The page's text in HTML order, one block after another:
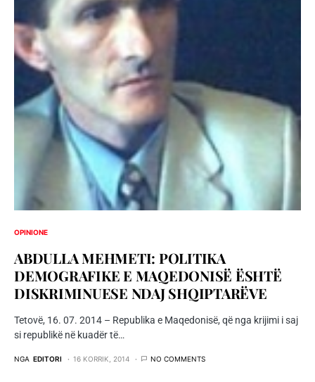
OPINIONE
ABDULLA MEHMETI: POLITIKA
DEMOGRAFIKE E MAQEDONISË ËSHTË
DISKRIMINUESE NDAJ SHQIPTARËVE
Tetovë, 16. 07. 2014 – Republika e Maqedonisë, që nga krijimi i saj
si republikë në kuadër të…
NGA EDITORI 16 KORRIK, 2014 NO COMMENTS